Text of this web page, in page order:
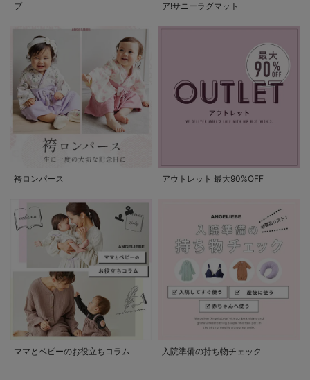
プ
ア!サニーラグマット
袴ロンパース アウトレット 最大90%OFF
ママとベビーのお役立ちコラム 入院準備の持ち物チェック